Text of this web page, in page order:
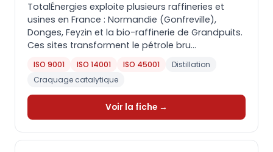
TotalÉnergies exploite plusieurs raffineries et
usines en France : Normandie (Gonfreville),
Donges, Feyzin et la bio-raffinerie de Grandpuits.
Ces sites transforment le pétrole bru...
ISO 9001 ISO 14001 ISO 45001
Distillation
Craquage catalytique
Voir la fiche →